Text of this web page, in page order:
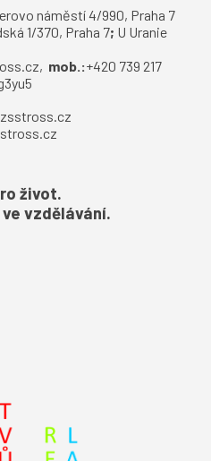
náměstí 4/990, Praha 7
1/370, Praha 7; U Uranie
, mob.:+420 739 217
život.
vzdělávání.